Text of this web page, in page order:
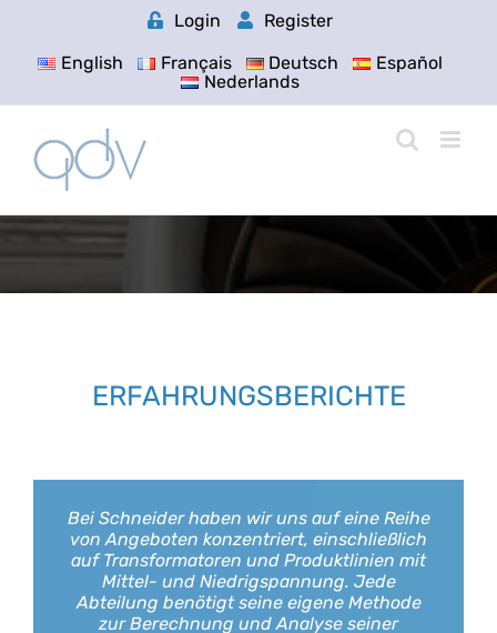
Login
Register
English
Français Deutsch
Español
Nederlands
ERFAHRUNGSBERICHTE
Bei Schneider haben wir uns auf eine Reihe
von Angeboten konzentriert, einschließlich
auf Transformatoren und Produktlinien mit
Mittel- und Niedrigspannung. Jede
Abteilung benötigt seine eigene Methode
zur Berechnung und Analyse seiner
Bei Schneider haben wir uns auf eine Reihe
von Angeboten konzentriert, einschließlich
auf Transformatoren und Produktlinien mit
Mittel- und Niedrigspannung. Jede
Abteilung benötigt seine eigene Methode
zur Berechnung und Analyse seiner